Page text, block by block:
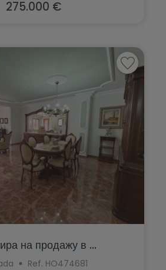
275.000 €
на продажу в ...
Ref. HO474681